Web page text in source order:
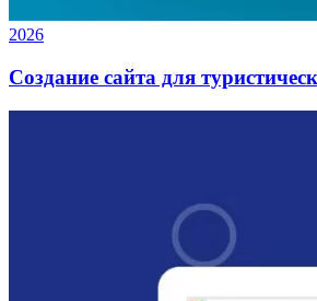
2026
Создание сайта для